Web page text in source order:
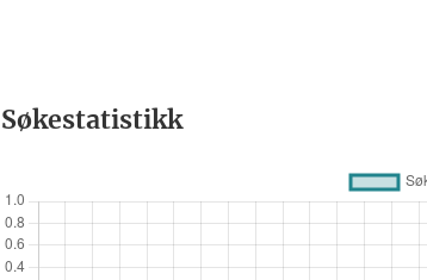
Søkestatistikk